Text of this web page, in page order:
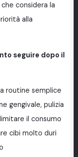
considera la
alla
seguire dopo il
routine semplice
gengivale, pulizia
il consumo
cibi molto duri